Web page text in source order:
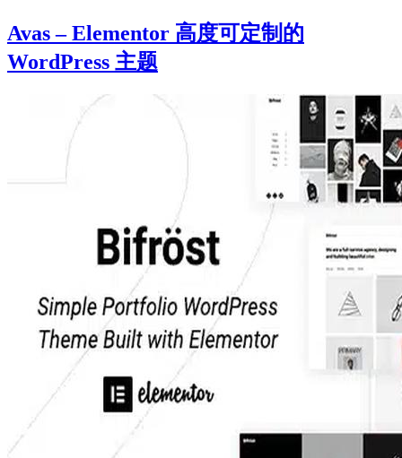
Avas – Elementor 高度可定制的
WordPress 主题